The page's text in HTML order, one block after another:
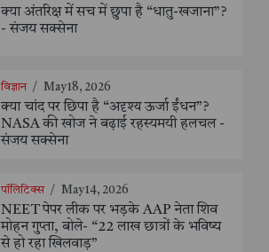
क्या अंतरिक्ष में सच में छुपा है “धातु-खजाना”?
- संजय सक्सेना
विज्ञान / May 18, 2026
क्या चांद पर छिपा है “अदृश्य ऊर्जा ईंधन”?
NASA की खोज ने बढ़ाई रहस्यमयी हलचल -
संजय सक्सेना
पॉलिटिक्स / May 14, 2026
NEET पेपर लीक पर भड़के AAP नेता शिव
मोहन गुप्ता, बोले- “22 लाख छात्रों के भविष्य
से हो रहा खिलवाड़”